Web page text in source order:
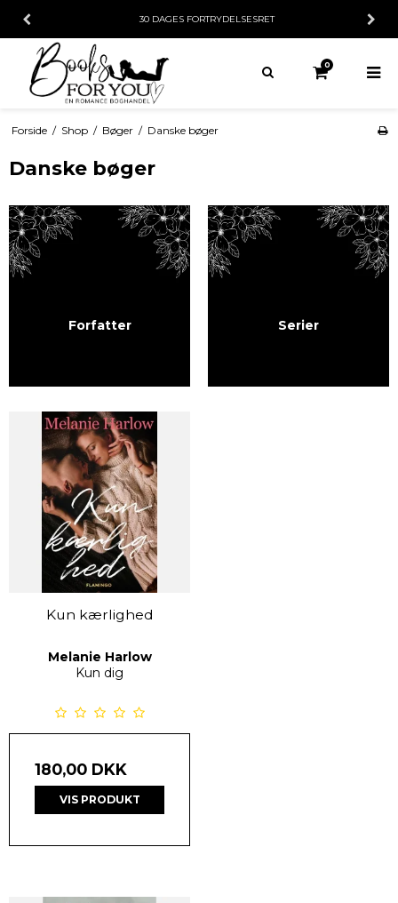
30 DAGES FORTRYDELSESRET
0
Forside / Shop / Bøger / Danske bøger
Danske bøger
Forfatter
Serier
Kun kærlighed
Melanie Harlow
Kun dig
180,00 DKK
VIS PRODUKT